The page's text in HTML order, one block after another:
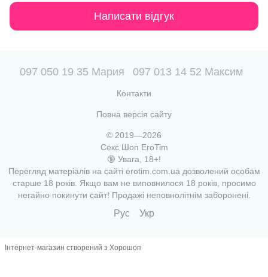
Написати відгук
097 050 19 35 Мария 097 013 14 52 Максим
Контакти
Повна версія сайту
© 2019—2026
Секс Шоп EroTim
🔞 Увага, 18+!
Перегляд матеріалів на сайті erotim.com.ua дозволений особам
старше 18 років. Якщо вам не виповнилося 18 років, просимо
негайно покинути сайт! Продажі неповнолітнім заборонені.
Рус Укр
Інтернет-магазин створений з Хорошоп